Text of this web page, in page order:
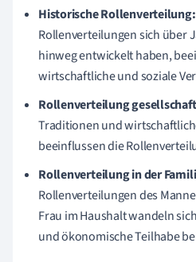
Historische Rollenverteilung:
Rollenverteilungen sich über
hinweg entwickelt haben,
wirtschaftliche und soziale
Rollenverteilung
Traditionen und
beeinflussen die
Rollenverteilung in der
Rollenverteilungen des
Frau im Haushalt wandeln
und ökonomische Teilhabe